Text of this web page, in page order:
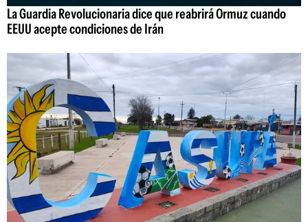
La Guardia Revolucionaria dice que reabrirá Ormuz cuando
EEUU acepte condiciones de Irán